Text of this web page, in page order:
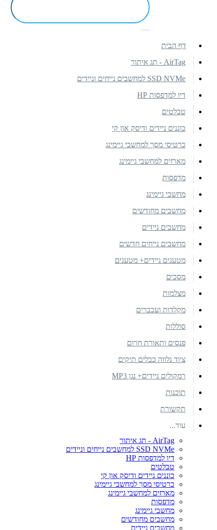
דף הבית
AirTag - תג איתור
SSD NVMe למחשבים נייחים וניידים
דיו למדפסות HP
טבלטים
כוננים ניידים ודיסק און קי
כרטיסי מסך למחשבי גיימינג
מארזים למחשבי גיימינג
מדפסות
מחשבי גיימינג
מחשבים מחודשים
מחשבים ניידים
מחשבים נייחים חדשים
מטענים ניידים+ מטענים
מסכים
מצלמות
מקלדות ועכברים
סוללות
פנסים ותאורת חרום
ציוד נלווה כבלים תיקים
רמקולים ניידים+ נגן MP3
תוכנות
תקשורת
עוד...
AirTag - תג איתור
SSD NVMe למחשבים נייחים וניידים
דיו למדפסות HP
טבלטים
כוננים ניידים ודיסק און קי
כרטיסי מסך למחשבי גיימינג
מארזים למחשבי גיימינג
מדפסות
מחשבי גיימינג
מחשבים מחודשים
מחשבים ניידים